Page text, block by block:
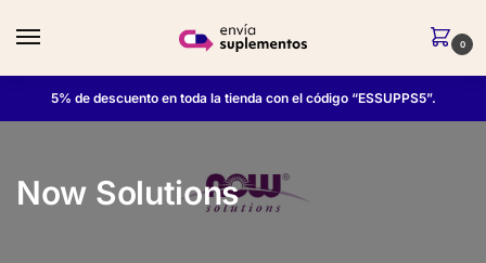
0
5% de descuento en toda la tienda con el código “ESSUPPS5”.
Now Solutions